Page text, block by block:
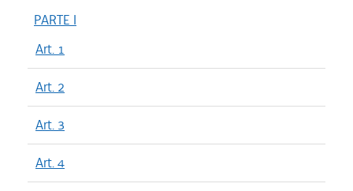
PARTE I
Art. 1
Art. 2
Art. 3
Art. 4